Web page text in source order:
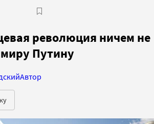
революция ничем не
Путину
Автор